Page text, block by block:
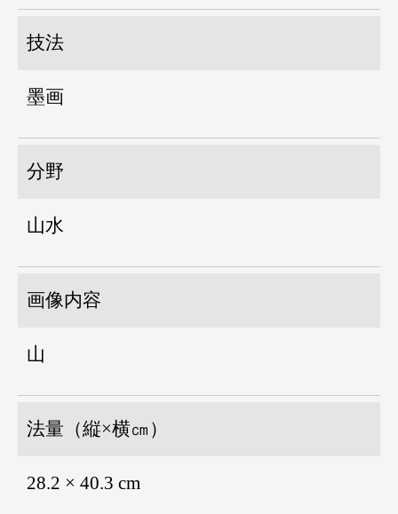
技法
墨画
分野
山水
画像内容
山
法量（縦×横㎝）
28.2 × 40.3 cm